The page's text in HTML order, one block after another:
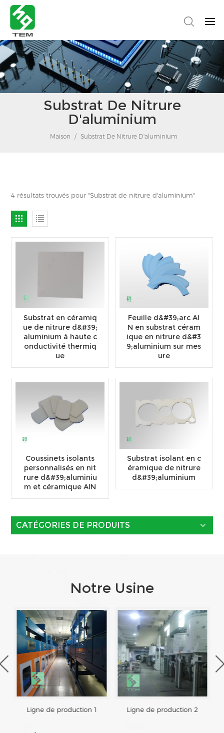
Substrat De Nitrure
D'aluminium
Maison / Substrat De Nitrure D'aluminium
4 résultats trouvés pour "Substrat de nitrure d'aluminium"
Substrat en céramiq
ue de nitrure d&#39;
aluminium à haute c
onductivité thermiq
ue
Feuille d&#39;arc Al
N en substrat céram
ique en nitrure d&#3
9;aluminium sur mes
ure
Coussinets isolants
personnalisés en nit
rure d&#39;aluminiu
m et céramique AlN
Substrat isolant en c
éramique de nitrure
d&#39;aluminium
CATÉGORIES DE PRODUITS
Notre Usine
Ligne de production 1 Ligne de production 2